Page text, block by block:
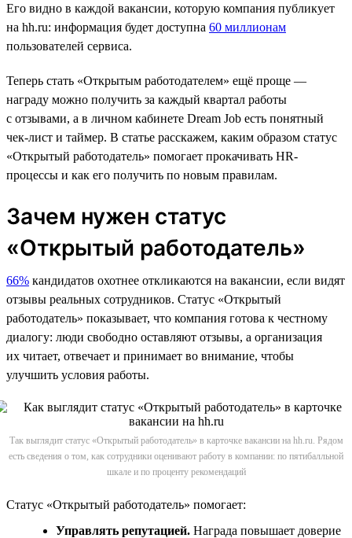
Его видно в каждой вакансии, которую компания публикует
на hh.ru: информация будет доступна 60 миллионам
пользователей сервиса.
Теперь стать «Открытым работодателем» ещё проще —
награду можно получить за каждый квартал работы
с отзывами, а в личном кабинете Dream Job есть понятный
чек-лист и таймер. В статье расскажем, каким образом статус
«Открытый работодатель» помогает прокачивать HR-
процессы и как его получить по новым правилам.
Зачем нужен статус
«Открытый работодатель»
66% кандидатов охотнее откликаются на вакансии, если видят
отзывы реальных сотрудников. Статус «Открытый
работодатель» показывает, что компания готова к честному
диалогу: люди свободно оставляют отзывы, а организация
их читает, отвечает и принимает во внимание, чтобы
улучшить условия работы.
Так выглядит статус «Открытый работодатель» в карточке вакансии на hh.ru. Рядом
есть сведения о том, как сотрудники оценивают работу в компании: по пятибалльной
шкале и по проценту рекомендаций
Статус «Открытый работодатель» помогает:
Управлять репутацией. Награда повышает доверие